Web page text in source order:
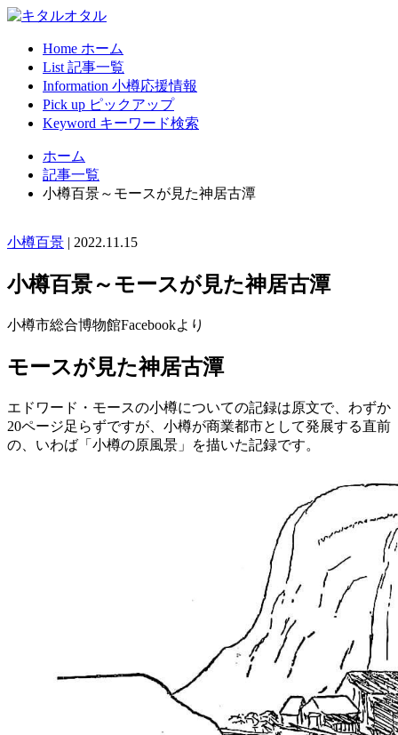
Home ホーム
List 記事一覧
Information 小樽応援情報
Pick up ピックアップ
Keyword キーワード検索
ホーム
記事一覧
小樽百景～モースが見た神居古潭
小樽百景 | 2022.11.15
小樽百景～モースが見た神居古潭
小樽市総合博物館Facebookより
モースが見た神居古潭
エドワード・モースの小樽についての記録は原文で、わずか
20ページ足らずですが、小樽が商業都市として発展する直前
の、いわば「小樽の原風景」を描いた記録です。